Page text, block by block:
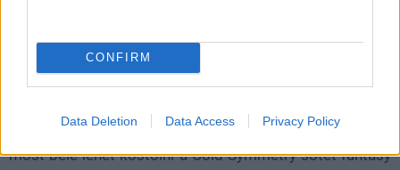
CONFIRM
Data Deletion Data Access Privacy Policy
tesztelhető.
Elindult a Mortal Shell II nyílt bétája Steamen
, így már
most bele lehet kóstolni a Cold Symmetry sötét fantasy